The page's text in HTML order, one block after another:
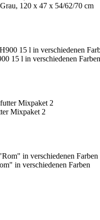
120 x 47 x 54/62/70 cm
15 l in verschiedenen Farben
Mixpaket 2
in verschiedenen Farben